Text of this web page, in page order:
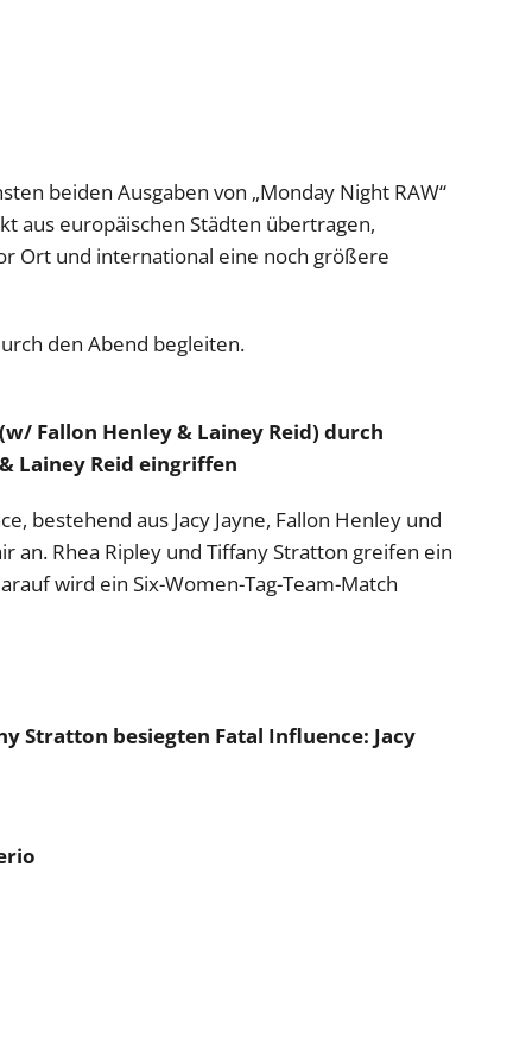
beiden Ausgaben von „Monday Night RAW“
aus europäischen Städten übertragen,
Ort und international eine noch größere
den Abend begleiten.
Fallon Henley & Lainey Reid) durch
Lainey Reid eingriffen
bestehend aus Jacy Jayne, Fallon Henley und
an. Rhea Ripley und Tiffany Stratton greifen ein
wird ein Six-Women-Tag-Team-Match
Stratton besiegten Fatal Influence: Jacy